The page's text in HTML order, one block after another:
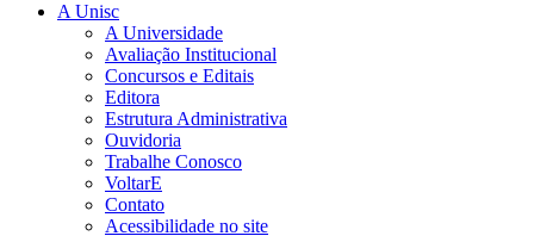
A Unisc
A Universidade
Avaliação Institucional
Concursos e Editais
Editora
Estrutura Administrativa
Ouvidoria
Trabalhe Conosco
VoltarE
Contato
Acessibilidade no site